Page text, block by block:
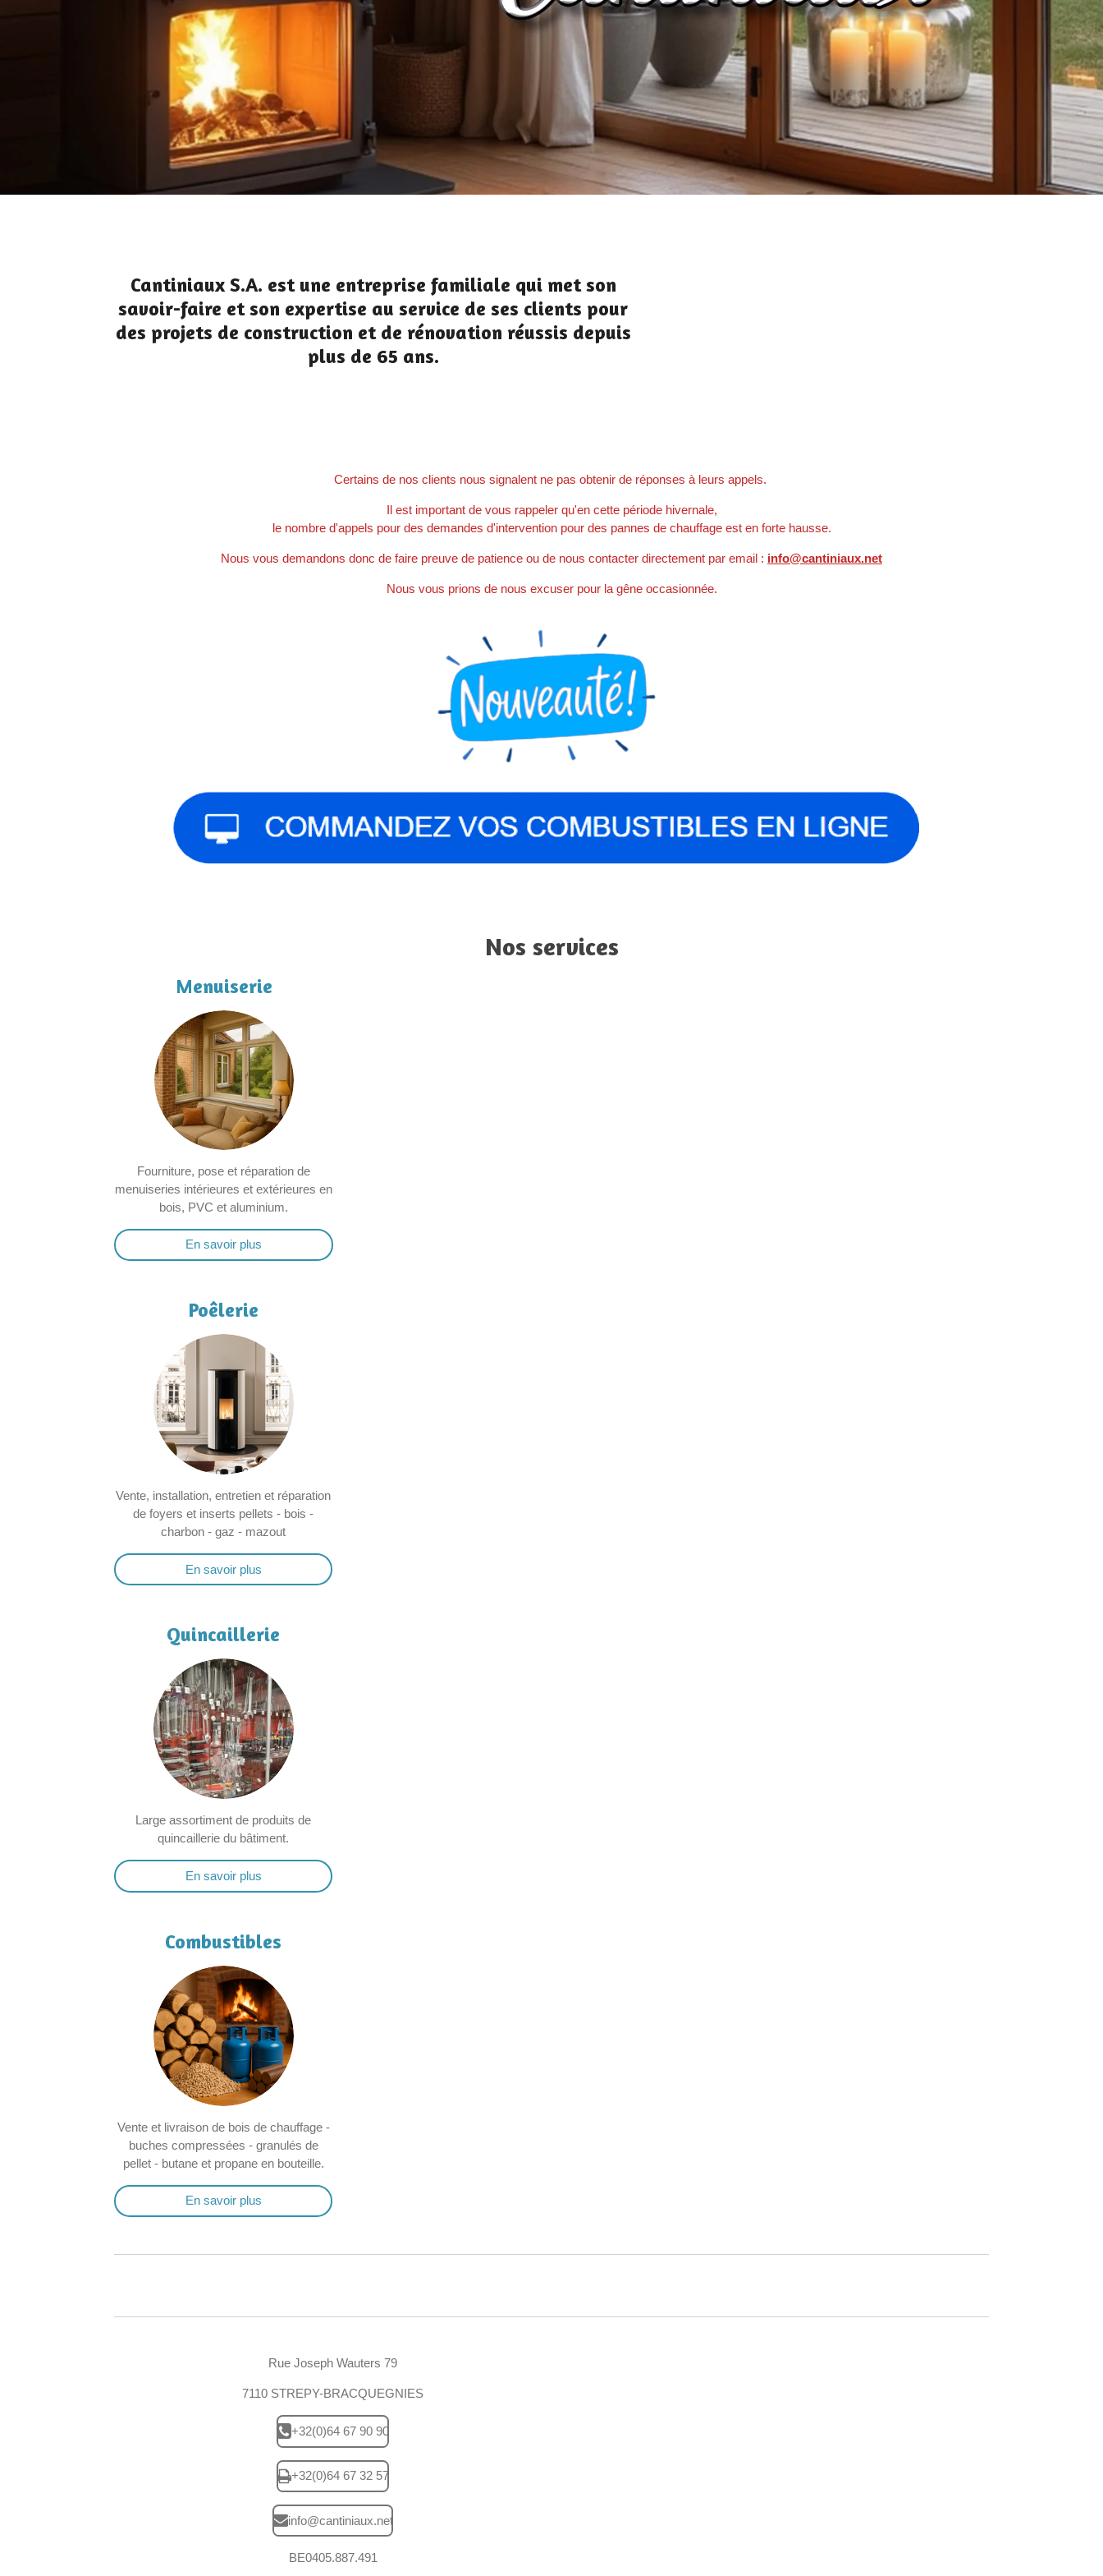
Cantiniaux S.A. est une entreprise familiale qui met son
savoir-faire et son expertise au service de ses clients pour
des projets de construction et de rénovation réussis depuis
plus de 65 ans.
Certains de nos clients nous signalent ne pas obtenir de réponses à leurs appels.
Il est important de vous rappeler qu'en cette période hivernale,
le nombre d'appels pour des demandes d'intervention pour des pannes de chauffage est en forte hausse.
Nous vous demandons donc de faire preuve de patience ou de nous contacter directement par email : info@cantiniaux.net
Nous vous prions de nous excuser pour la gêne occasionnée.
Nos services
Menuiserie
Fourniture, pose et réparation de
menuiseries intérieures et extérieures en
bois, PVC et aluminium.
En savoir plus
Poêlerie
Vente, installation, entretien et réparation
de foyers et inserts pellets - bois -
charbon - gaz - mazout
En savoir plus
Quincaillerie
Large assortiment de produits de
quincaillerie du bâtiment.
En savoir plus
Combustibles
Vente et livraison de bois de chauffage -
buches compressées - granulés de
pellet - butane et propane en bouteille.
En savoir plus
Rue Joseph Wauters 79
7110 STREPY-BRACQUEGNIES
+32(0)64 67 90 90
+32(0)64 67 32 57
info@cantiniaux.net
BE0405.887.491